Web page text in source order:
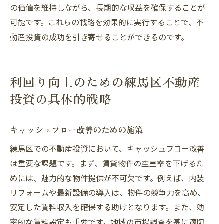
の価値を維持しながら、長期的な収益を確保することが
可能です。これらの戦略を効果的に実行することで、不
動産投資の成功を引き寄せることができるのです。
利回り向上のための練馬区不動産
投資の具体的戦略
キャッシュフロー改善のための施策
練馬区での不動産投資において、キャッシュフロー改善
は重要な課題です。まず、賃貸物件の空室率を下げるた
めには、魅力的な物件提供が不可欠です。例えば、内装
リフォームや最新設備の導入は、物件の競争力を高め、
安定した賃料収入を確保する助けとなります。また、効
率的な賃料設定も重要です。地域の市場調査を基に適切